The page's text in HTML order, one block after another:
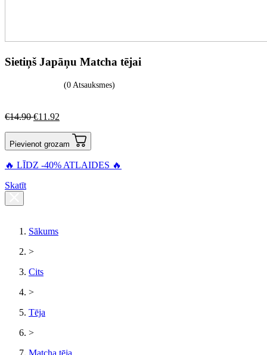
Sietiņš Japāņu Matcha tējai
(0 Atsauksmes)
€14.90 €11.92
Pievienot grozam
🔥 LĪDZ -40% ATLAIDES 🔥
Skatīt
Sākums
>
Cits
>
Tēja
>